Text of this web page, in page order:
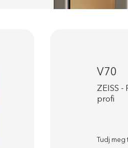
V70
ZEISS
profi
Tudj